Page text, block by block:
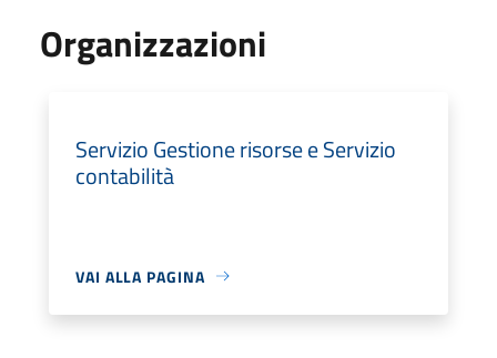
Organizzazioni
Servizio Gestione risorse e Servizio
contabilità
VAI ALLA PAGINA